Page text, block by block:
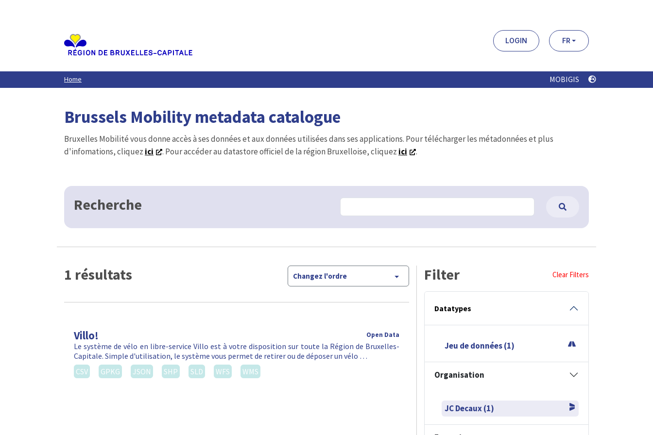
LOGIN FR
Home MOBIGIS
Brussels Mobility metadata catalogue
Bruxelles Mobilité vous donne accès à ses données et aux données utilisées dans ses applications. Pour télécharger les métadonnées et plus
d'infomations, cliquez ici . Pour accéder au datastore officiel de la région Bruxelloise, cliquez ici .
Recherche
1 résultats Changez l'ordre
Villo! Open Data
Le système de vélo en libre-service Villo est à votre disposition sur toute la Région de Bruxelles-
Capitale. Simple d'utilisation, le système vous permet de retirer ou de déposer un vélo …
CSV
GPKG JSON SHP SLD WFS WMS
Filter Clear Filters
Datatypes
Jeu de données (1)
Organisation
JC Decaux (1)